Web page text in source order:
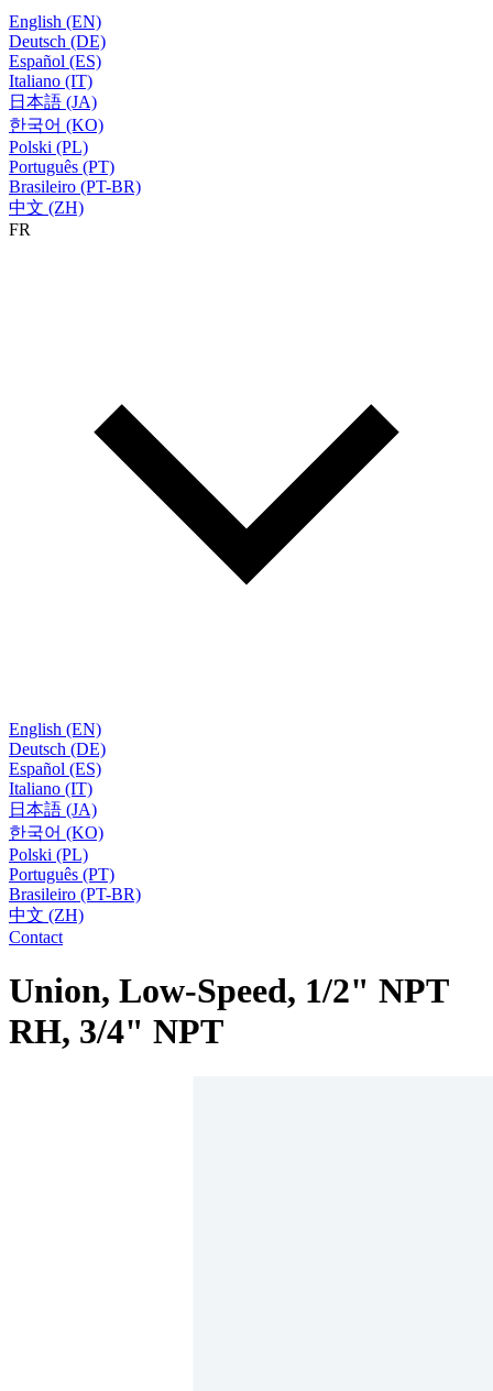
English (EN)
Deutsch (DE)
Español (ES)
Italiano (IT)
日本語 (JA)
한국어 (KO)
Polski (PL)
Português (PT)
Brasileiro (PT-BR)
中文 (ZH)
FR
English (EN)
Deutsch (DE)
Español (ES)
Italiano (IT)
日本語 (JA)
한국어 (KO)
Polski (PL)
Português (PT)
Brasileiro (PT-BR)
中文 (ZH)
Contact
Union, Low-Speed, 1/2" NPT
RH, 3/4" NPT